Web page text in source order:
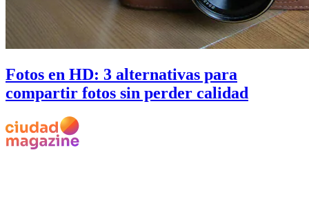
Fotos en HD: 3 alternativas para
compartir fotos sin perder calidad